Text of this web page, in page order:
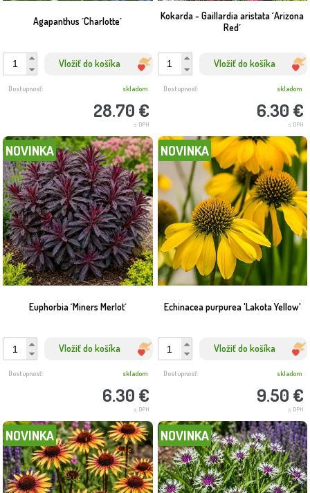
Agapanthus ´Charlotte´
Vložiť do košíka
28.70 €
s DPH
Dostupnosť: skladom
Kokarda - Gaillardia aristata ´Arizona
Red´
Vložiť do košíka
6.30 €
s DPH
Dostupnosť: skladom
Euphorbia ´Miners Merlot´
NOVINKA
Vložiť do košíka
6.30 €
s DPH
Dostupnosť: skladom
Echinacea purpurea 'Lakota Yellow'
NOVINKA
Vložiť do košíka
9.50 €
s DPH
Dostupnosť: skladom
NOVINKA NOVINKA